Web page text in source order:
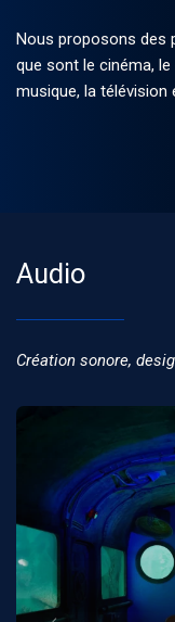
Nous proposons des
que sont le cinéma,
musique, la télévision
Audio
Création sonore,